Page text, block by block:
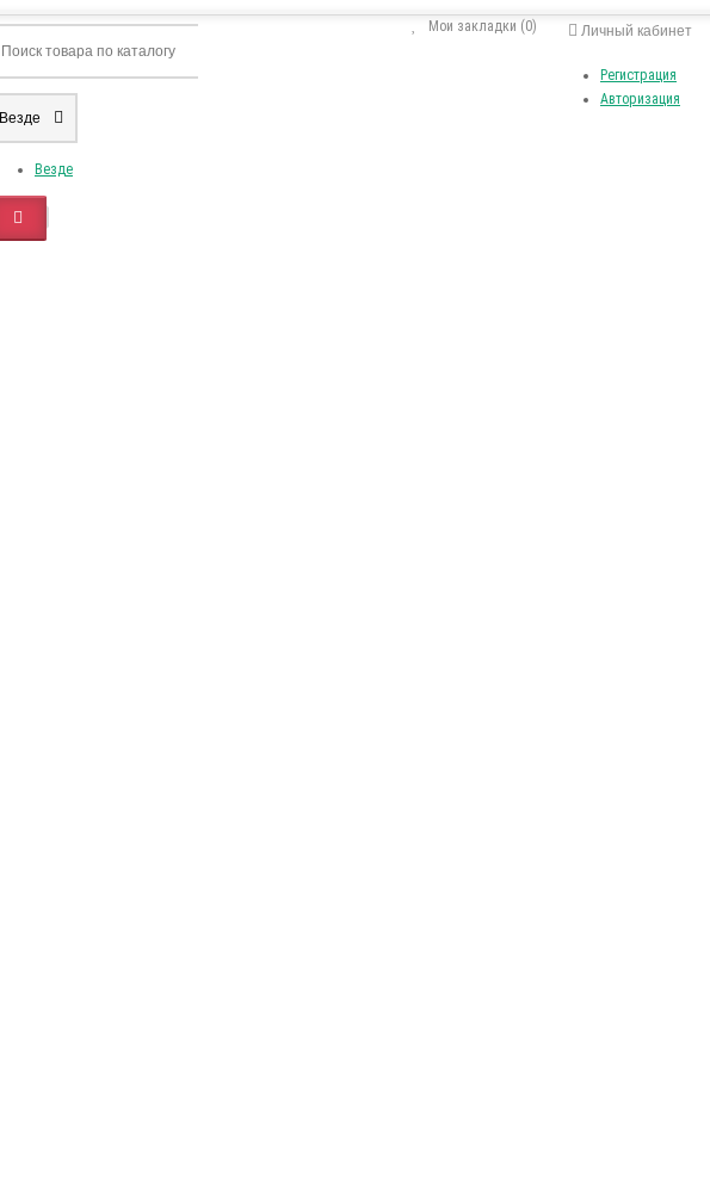
Личный кабинет
Регистрация
Авторизация
Мои закладки (0)
Везде
Везде